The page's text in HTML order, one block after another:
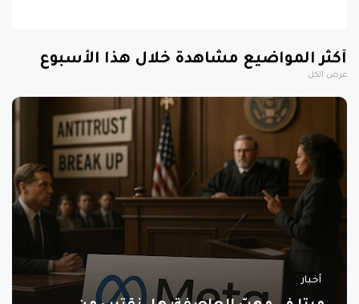
أكثر المواضيع مشاهدة خلال هذا الأسبوع
عرض الكل
أخبار